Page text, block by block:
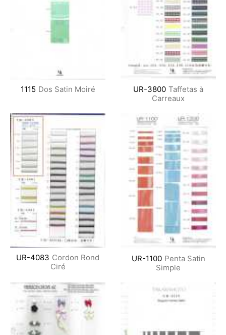
1115 Dos Satin Moiré UR-3800 Taffetas à
Carreaux
UR-4083 Cordon Rond
Ciré
UR-1100 Penta Satin
Simple